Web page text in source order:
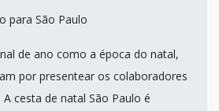
para São Paulo
de ano como a época do natal,
por presentear os colaboradores
cesta de natal São Paulo é